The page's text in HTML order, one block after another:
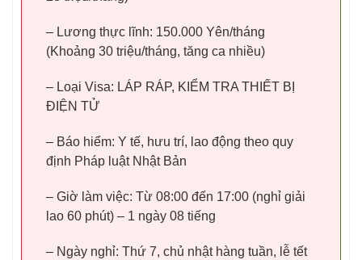
– Lương thực lĩnh: 150.000 Yên/tháng
(Khoảng 30 triệu/tháng, tăng ca nhiều)
– Loại Visa: LÁP RÁP, KIỂM TRA THIẾT BỊ
ĐIỆN TỬ
– Báo hiểm: Y tế, hưu trí, lao động theo quy
định Pháp luật Nhật Bản
– Giờ làm việc: Từ 08:00 đến 17:00 (nghỉ giải
lao 60 phút) – 1 ngày 08 tiếng
– Ngày nghỉ: Thứ 7, chủ nhật hàng tuần, lễ tết